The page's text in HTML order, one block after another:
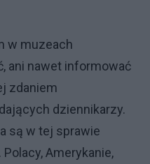
w muzeach
ani nawet informować
zdaniem
dziennikarzy.
są w tej sprawie
Amerykanie,